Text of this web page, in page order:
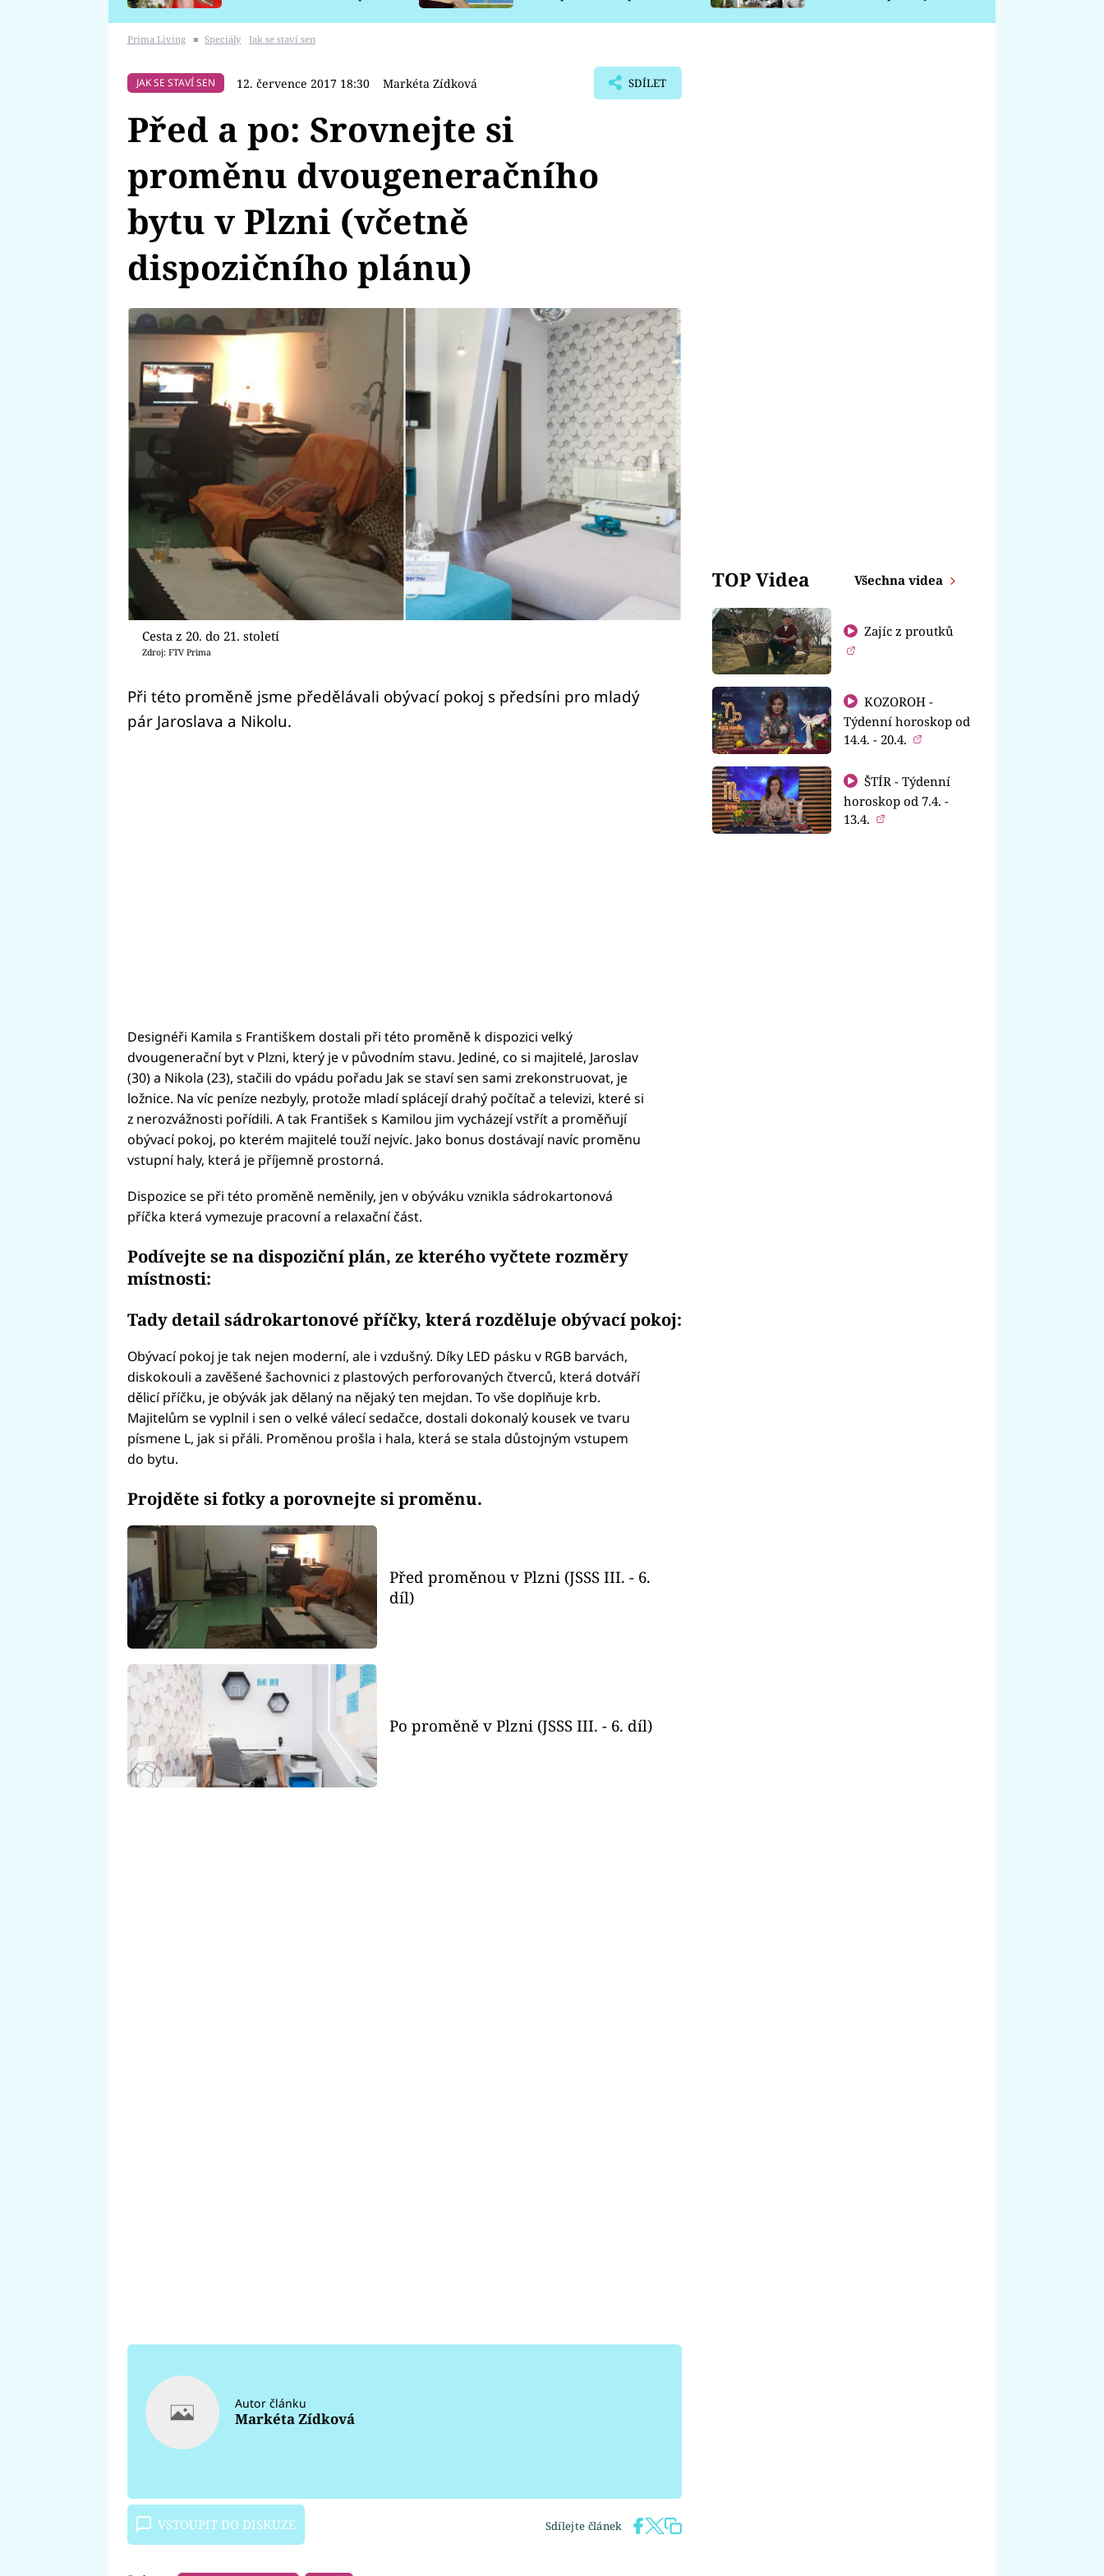
Prima Living ■ Speciály Jak se staví sen
JAK SE STAVÍ SEN 12. července 2017 18:30 Markéta Zídková SDÍLET
Před a po: Srovnejte si
proměnu dvougeneračního
bytu v Plzni (včetně
dispozičního plánu)
Cesta z 20. do 21. století
Zdroj: FTV Prima
Při této proměně jsme předělávali obývací pokoj s předsíni pro mladý
pár Jaroslava a Nikolu.
Designéři Kamila s Františkem dostali při této proměně k dispozici velký
dvougenerační byt v Plzni, který je v původním stavu. Jediné, co si majitelé, Jaroslav
(30) a Nikola (23), stačili do vpádu pořadu Jak se staví sen sami zrekonstruovat, je
ložnice. Na víc peníze nezbyly, protože mladí splácejí drahý počítač a televizi, které si
z nerozvážnosti pořídili. A tak František s Kamilou jim vycházejí vstřít a proměňují
obývací pokoj, po kterém majitelé touží nejvíc. Jako bonus dostávají navíc proměnu
vstupní haly, která je příjemně prostorná.
Dispozice se při této proměně neměnily, jen v obýváku vznikla sádrokartonová
příčka která vymezuje pracovní a relaxační část.
Podívejte se na dispoziční plán, ze kterého vyčtete rozměry
místnosti:
Tady detail sádrokartonové příčky, která rozděluje obývací pokoj:
Obývací pokoj je tak nejen moderní, ale i vzdušný. Díky LED pásku v RGB barvách,
diskokouli a zavěšené šachovnici z plastových perforovaných čtverců, která dotváří
dělicí příčku, je obývák jak dělaný na nějaký ten mejdan. To vše doplňuje krb.
Majitelům se vyplnil i sen o velké válecí sedačce, dostali dokonalý kousek ve tvaru
písmene L, jak si přáli. Proměnou prošla i hala, která se stala důstojným vstupem
do bytu.
Projděte si fotky a porovnejte si proměnu.
Před proměnou v Plzni (JSSS III. - 6.
díl)
Po proměně v Plzni (JSSS III. - 6. díl)
Autor článku
Markéta Zídková
VSTOUPIT DO DISKUZE Sdílejte článek
TOP Videa Všechna videa
Zajíc z proutků
KOZOROH -
Týdenní horoskop od
14.4. - 20.4.
ŠTÍR - Týdenní
horoskop od 7.4. -
13.4.